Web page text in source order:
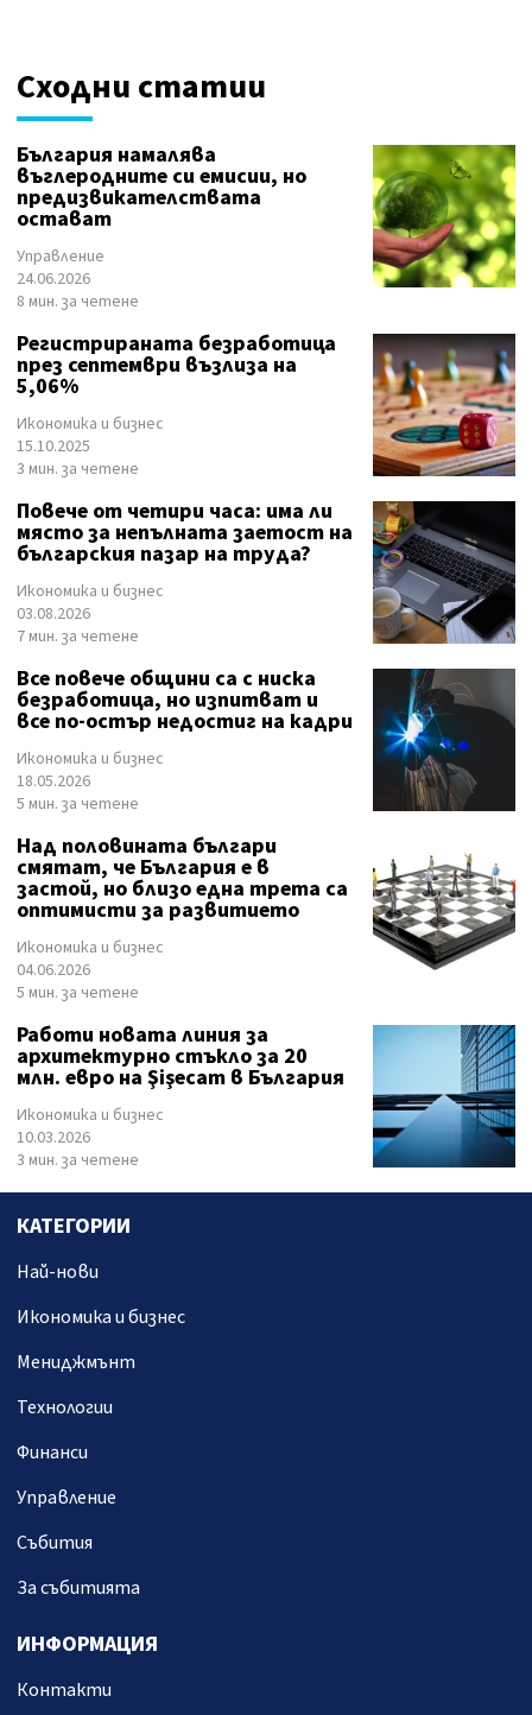
Сходни статии
България намалява
въглеродните си емисии, но
предизвикателствата
остават
Управление
24.06.2026
8 мин. за четене
Регистрираната безработица
през септември възлиза на
5,06%
Икономика и бизнес
15.10.2025
3 мин. за четене
Повече от четири часа: има ли
място за непълната заетост на
българския пазар на труда?
Икономика и бизнес
03.08.2026
7 мин. за четене
Все повече общини са с ниска
безработица, но изпитват и
все по-остър недостиг на кадри
Икономика и бизнес
18.05.2026
5 мин. за четене
Над половината българи
смятат, че България е в
застой, но близо една трета са
оптимисти за развитието
Икономика и бизнес
04.06.2026
5 мин. за четене
Работи новата линия за
архитектурно стъкло за 20
млн. евро на Şіşесаm в България
Икономика и бизнес
10.03.2026
3 мин. за четене
КАТЕГОРИИ
Най-нови
Икономика и бизнес
Мениджмънт
Технологии
Финанси
Управление
Събития
За събитията
ИНФОРМАЦИЯ
Контакти